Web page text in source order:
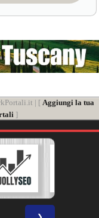
| [ Aggiungi la tua
]